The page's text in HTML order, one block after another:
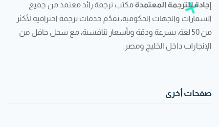
إجادة للترجمة المعتمدة مكتب ترجمة رائد معتمد من جميع
السفارات والجهات الحكومية، نقدّم خدمات ترجمة احترافية لأكثر
من 50 لغة، بسرعة ودقة وبأسعار تنافسية، مع سجل حافل من
الإنجازات داخل الخليج ومصر.
صفحات أخرى